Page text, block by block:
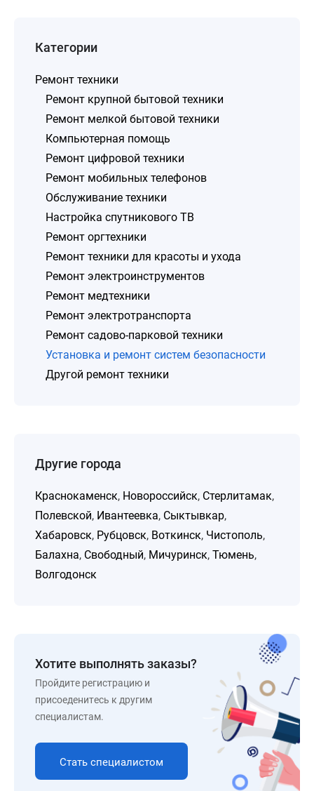
Категории
Ремонт техники
Ремонт крупной бытовой техники
Ремонт мелкой бытовой техники
Компьютерная помощь
Ремонт цифровой техники
Ремонт мобильных телефонов
Обслуживание техники
Настройка спутникового ТВ
Ремонт оргтехники
Ремонт техники для красоты и ухода
Ремонт электроинструментов
Ремонт медтехники
Ремонт электротранспорта
Ремонт садово-парковой техники
Установка и ремонт систем безопасности
Другой ремонт техники
Другие города
Краснокаменск, Новороссийск, Стерлитамак,
Полевской, Ивантеевка, Сыктывкар,
Хабаровск, Рубцовск, Воткинск, Чистополь,
Балахна, Свободный, Мичуринск, Тюмень,
Волгодонск
Хотите выполнять заказы?
Пройдите регистрацию и
присоеденитесь к другим
специалистам.
Стать специалистом